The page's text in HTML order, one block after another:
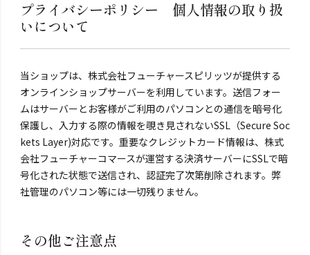
プライバシーポリシー 個人情報の取り扱
いについて
当ショップは、株式会社フューチャースピリッツが提供する
オンラインショップサーバーを利用しています。送信フォー
ムはサーバーとお客様がご利用のパソコンとの通信を暗号化
保護し、入力する際の情報を覗き見されないSSL（Secure Soc
kets Layer)対応です。重要なクレジットカード情報は、株式
会社フューチャーコマースが運営する決済サーバーにSSLで暗
号化された状態で送信され、認証完了次第削除されます。弊
社管理のパソコン等には一切残りません。
その他ご注意点